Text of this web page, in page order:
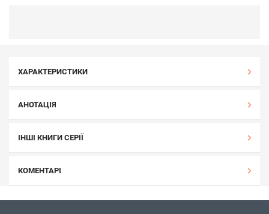
ХАРАКТЕРИСТИКИ
АНОТАЦІЯ
ІНШІ КНИГИ СЕРІЇ
КОМЕНТАРІ